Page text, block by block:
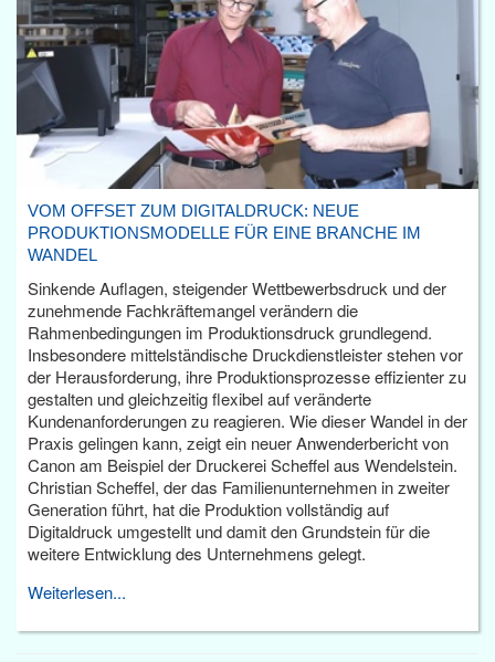
VOM OFFSET ZUM DIGITALDRUCK: NEUE
PRODUKTIONSMODELLE FÜR EINE BRANCHE IM
WANDEL
Sinkende Auflagen, steigender Wettbewerbsdruck und der
zunehmende Fachkräftemangel verändern die
Rahmenbedingungen im Produktionsdruck grundlegend.
Insbesondere mittelständische Druckdienstleister stehen vor
der Herausforderung, ihre Produktionsprozesse effizienter zu
gestalten und gleichzeitig flexibel auf veränderte
Kundenanforderungen zu reagieren. Wie dieser Wandel in der
Praxis gelingen kann, zeigt ein neuer Anwenderbericht von
Canon am Beispiel der Druckerei Scheffel aus Wendelstein.
Christian Scheffel, der das Familienunternehmen in zweiter
Generation führt, hat die Produktion vollständig auf
Digitaldruck umgestellt und damit den Grundstein für die
weitere Entwicklung des Unternehmens gelegt.
Weiterlesen...